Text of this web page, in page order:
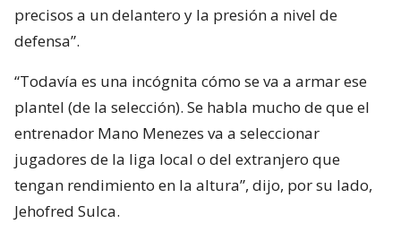
precisos a un delantero y la presión a nivel de
defensa”.
“Todavía es una incógnita cómo se va a armar ese
plantel (de la selección). Se habla mucho de que el
entrenador Mano Menezes va a seleccionar
jugadores de la liga local o del extranjero que
tengan rendimiento en la altura”, dijo, por su lado,
Jehofred Sulca.